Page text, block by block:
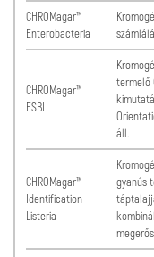
CHROMagar™
Enterobacteria
CHROMagar™
ESBL
termelő
áll.
CHROMagar™
Identification
Listeria
gyanús